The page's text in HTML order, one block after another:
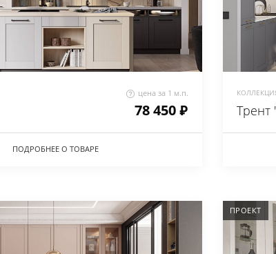
цена за 1 м.п.
78 450 ₽
ПОДРОБНЕЕ О ТОВАРЕ
Трент
ПРОЕКТ